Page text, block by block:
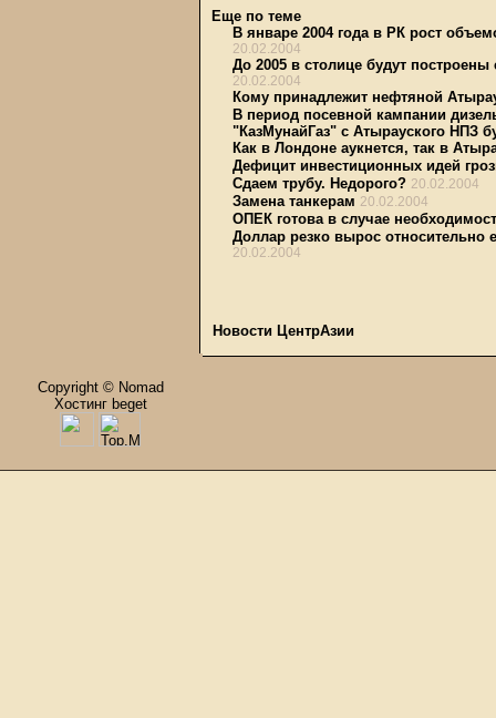
Еще по теме
В январе 2004 года в РК рост
20.02.2004
До 2005 в столице будут
20.02.2004
Кому принадлежит нефтяной
В период посевной кампании
"КазМунайГаз" с Атырауского НПЗ
Как в Лондоне аукнется, так в
Дефицит инвестиционных идей
Сдаем трубу. Недорого? 20.02.2004
Замена танкерам 20.02.2004
ОПЕК готова в случае
Доллар резко вырос относительно
20.02.2004
Новости ЦентрАзии
Copyright © Nomad
Хостинг beget